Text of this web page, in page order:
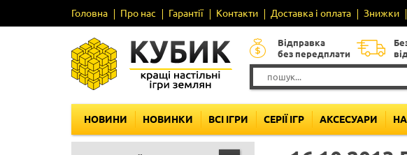
Головна Про нас Гарантії Контакти Доставка і оплата Знижки
Відправка
без передплати
НОВИНИ НОВИНКИ ВСІ ІГРИ СЕРІЇ ІГР АКСЕСУАРИ